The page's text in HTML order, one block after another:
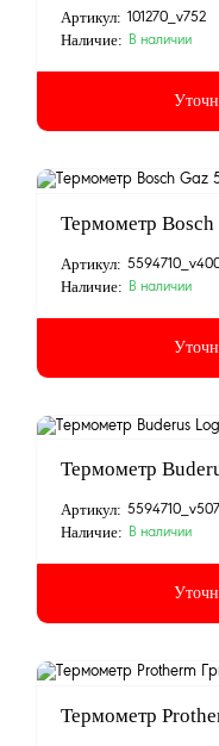
Артикул: 101270_v752
Наличие: В наличии
Термометр
Артикул:
Наличие: В наличии
Термометр
Артикул: 5594710_v507
Наличие: В наличии
Термометр